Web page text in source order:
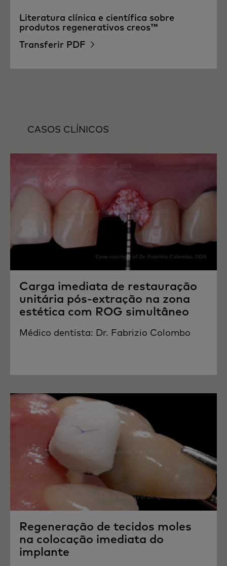
Literatura clínica e científica sobre
produtos regenerativos creos™
Transferir PDF
CASOS CLÍNICOS
Carga imediata de restauração
unitária pós-extração na zona
estética com ROG simultâneo
Médico dentista: Dr. Fabrizio Colombo
Regeneração de tecidos moles
na colocação imediata do
implante